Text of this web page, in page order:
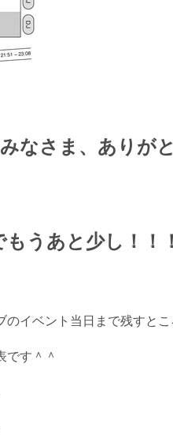
なさま、ありが
うあと少し！！！
イベント当日まで残すとこ
です＾＾